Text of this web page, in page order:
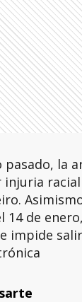
pasado, la
14 de
impide